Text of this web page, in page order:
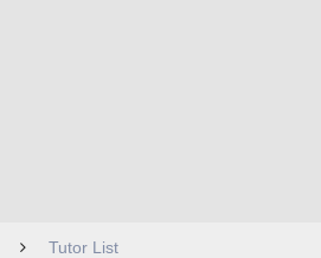
Tutor List